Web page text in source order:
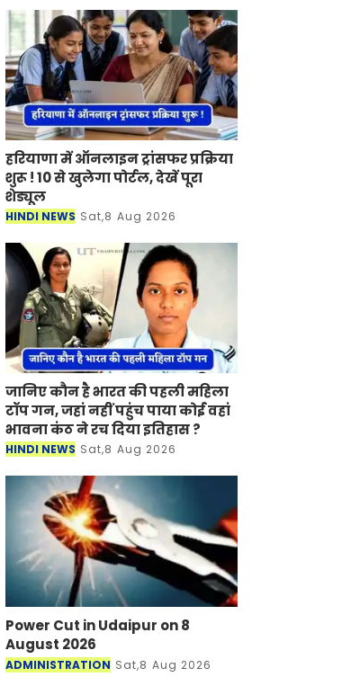
हरियाणा में ऑनलाइन ट्रांसफर प्रक्रिया
शुरू ! 10 से खुलेगा पोर्टल, देखें पूरा
शेड्यूल
HINDI NEWS Sat,8 Aug 2026
जानिए कौन है भारत की पहली महिला
टॉप गन, जहां नहीं पहुंच पाया कोई वहां
भावना कंठ ने रच दिया इतिहास ?
HINDI NEWS Sat,8 Aug 2026
Power Cut in Udaipur on 8
August 2026
ADMINISTRATION Sat,8 Aug 2026